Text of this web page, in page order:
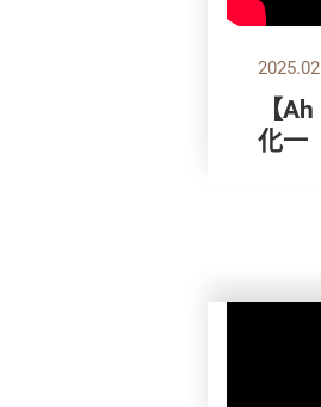
【
化一